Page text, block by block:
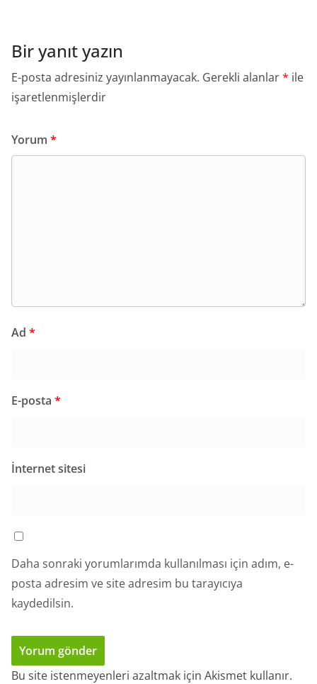
Bir yanıt yazın
E-posta adresiniz yayınlanmayacak. Gerekli alanlar* ile
işaretlenmişlerdir
Yorum *
Ad *
E-posta *
İnternet sitesi
Daha sonraki yorumlarımda kullanılması için adım, e-
posta adresim ve site adresim bu tarayıcıya
kaydedilsin.
Bu site istenmeyenleri azaltmak için Akismet kullanır.